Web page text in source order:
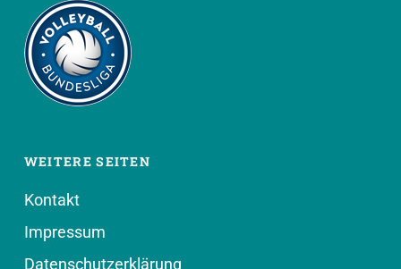
WEITERE SEITEN
Kontakt
Impressum
Datenschutzerklärung